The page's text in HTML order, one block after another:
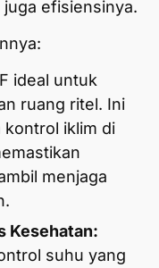
efisiensinya.
ideal untuk
ruang ritel. Ini
kontrol iklim di
menjaga
Kesehatan:
suhu yang